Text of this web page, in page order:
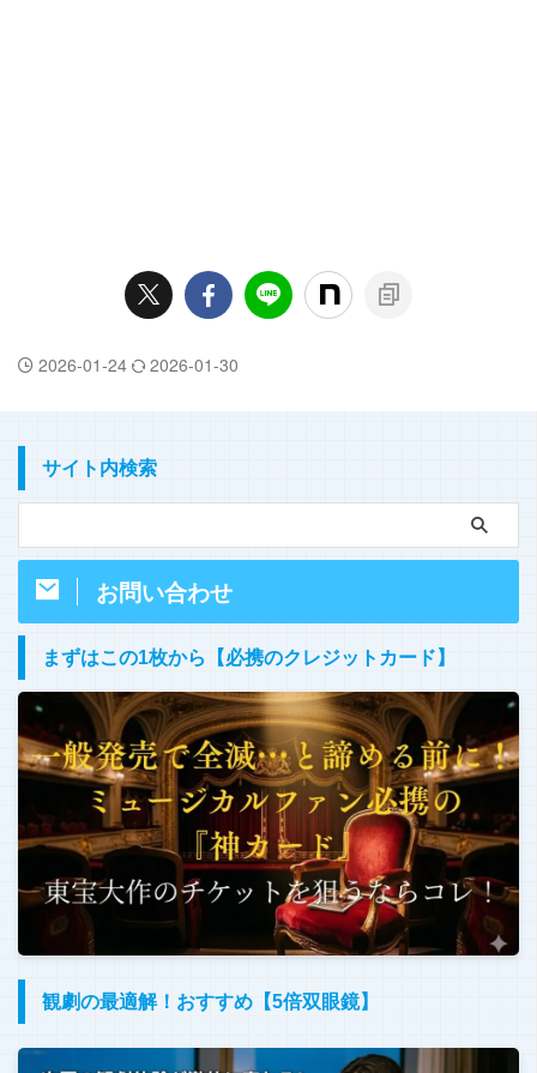
2026-01-24 2026-01-30
サイト内検索
お問い合わせ
まずはこの1枚から【必携のクレジットカード】
観劇の最適解！おすすめ【5倍双眼鏡】